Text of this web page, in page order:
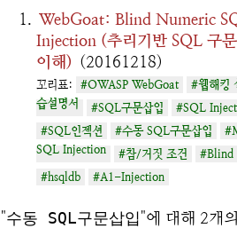
WebGoat: Blind Numeric
Injection (추리기반 SQL 구
이해) (20161218)
꼬리표: #OWASP WebGoat #웹해킹
습설명서 #SQL구문삽입
#SQL
#SQL인젝션
#수동 SQL구문삽입
SQL Injection #참/거짓 조건
#Blind
#hsqldb
#A1-Injection
"수동 SQL구문삽입"에 대해 2개